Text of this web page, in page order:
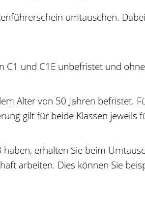
umtauschen.
C1 und C1E unbefristet und
Alter von 50 Jahren befristet.
gilt für beide Klassen jeweils
erhalten Sie beim
arbeiten. Dies können Sie